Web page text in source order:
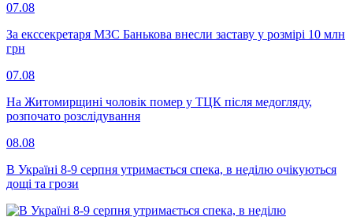
07.08
За екссекретаря МЗС Банькова внесли заставу у розмірі 10 млн
грн
07.08
На Житомирщині чоловік помер у ТЦК після медогляду,
розпочато розслідування
08.08
В Україні 8-9 серпня утримається спека, в неділю очікуються
дощі та грози